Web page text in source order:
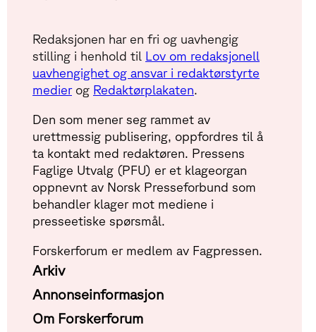
Redaksjonen har en fri og uavhengig
stilling i henhold til Lov om redaksjonell
uavhengighet og ansvar i redaktørstyrte
medierog Redaktørplakaten.
Den som mener seg rammet av
urettmessig publisering, oppfordres til å
ta kontakt med redaktøren. Pressens
Faglige Utvalg (PFU) er et klageorgan
oppnevnt av Norsk Presseforbund som
behandler klager mot mediene i
presseetiske spørsmål.
Forskerforum er medlem av Fagpressen.
Arkiv
Annonseinformasjon
Om Forskerforum